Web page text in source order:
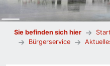
Sie befinden sich hier
Bürgerservice